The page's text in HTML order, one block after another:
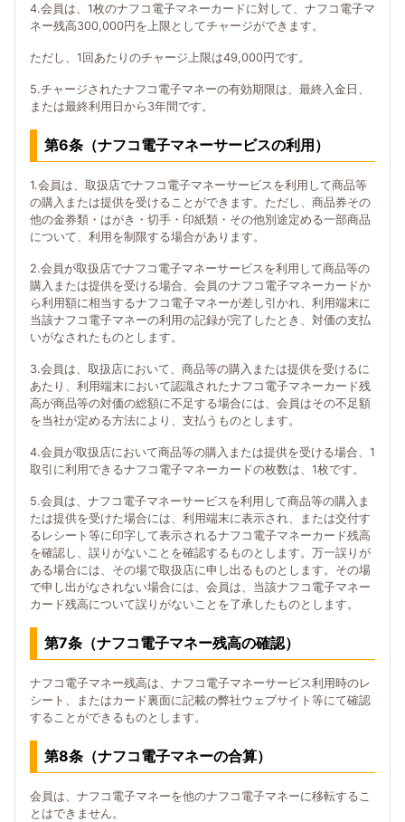
4.会員は、1枚のナフコ電子マネーカードに対して、ナフコ電子マ
ネー残高300,000円を上限としてチャージができます。
ただし、1回あたりのチャージ上限は49,000円です。
5.チャージされたナフコ電子マネーの有効期限は、最終入金日、
または最終利用日から3年間です。
第6条（ナフコ電子マネーサービスの利用）
1.会員は、取扱店でナフコ電子マネーサービスを利用して商品等
の購入または提供を受けることができます。ただし、商品券その
他の金券類・はがき・切手・印紙類・その他別途定める一部商品
について、利用を制限する場合があります。
2.会員が取扱店でナフコ電子マネーサービスを利用して商品等の
購入または提供を受ける場合、会員のナフコ電子マネーカードか
ら利用額に相当するナフコ電子マネーが差し引かれ、利用端末に
当該ナフコ電子マネーの利用の記録が完了したとき、対価の支払
いがなされたものとします。
3.会員は、取扱店において、商品等の購入または提供を受けるに
あたり、利用端末において認識されたナフコ電子マネーカード残
高が商品等の対価の総額に不足する場合には、会員はその不足額
を当社が定める方法により、支払うものとします。
4.会員が取扱店において商品等の購入または提供を受ける場合、1
取引に利用できるナフコ電子マネーカードの枚数は、1枚です。
5.会員は、ナフコ電子マネーサービスを利用して商品等の購入ま
たは提供を受けた場合には、利用端末に表示され、または交付す
るレシート等に印字して表示されるナフコ電子マネーカード残高
を確認し、誤りがないことを確認するものとします。万一誤りが
ある場合には、その場で取扱店に申し出るものとします。その場
で申し出がなされない場合には、会員は、当該ナフコ電子マネー
カード残高について誤りがないことを了承したものとします。
第7条（ナフコ電子マネー残高の確認）
ナフコ電子マネー残高は、ナフコ電子マネーサービス利用時のレ
シート、またはカード裏面に記載の弊社ウェブサイト等にて確認
することができるものとします。
第8条（ナフコ電子マネーの合算）
会員は、ナフコ電子マネーを他のナフコ電子マネーに移転するこ
とはできません。